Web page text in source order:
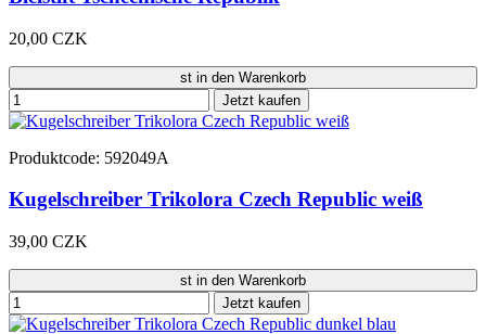
20,00 CZK
st in den Warenkorb
Jetzt kaufen
Produktcode: 592049A
Kugelschreiber Trikolora Czech Republic weiß
39,00 CZK
st in den Warenkorb
Jetzt kaufen